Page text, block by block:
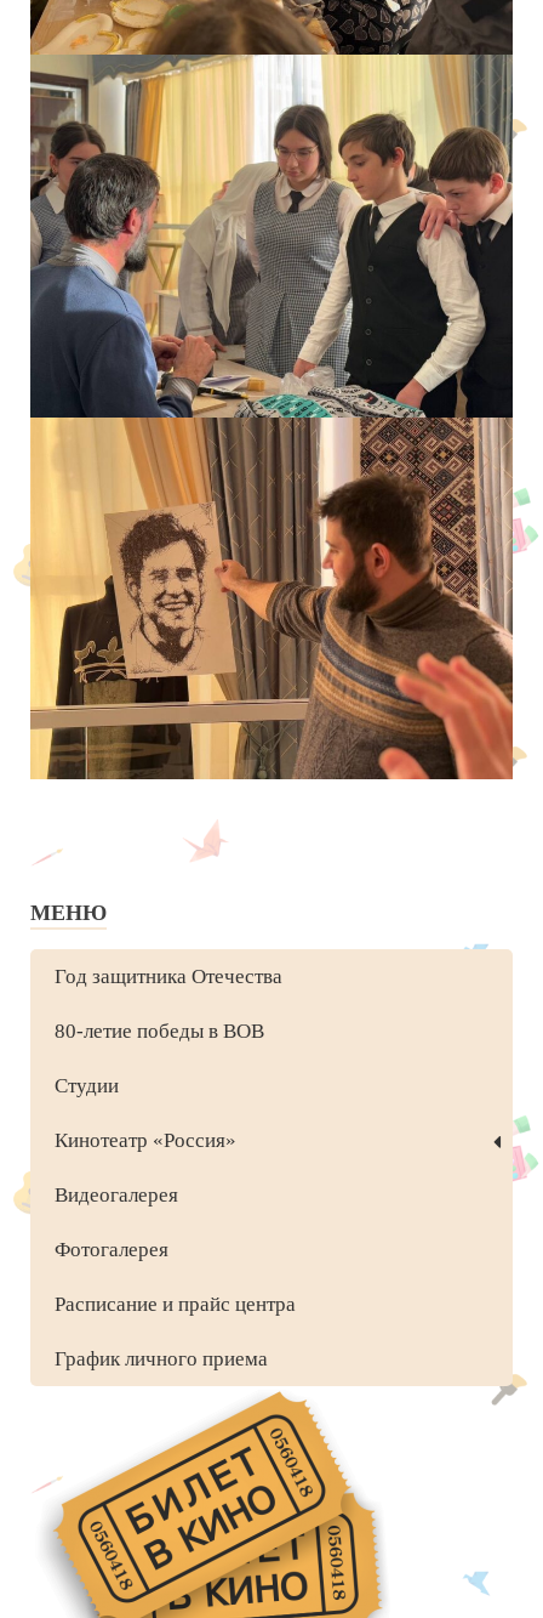
МЕНЮ
Год защитника Отечества
80-летие победы в ВОВ
Студии
Кинотеатр «Россия»
Видеогалерея
Фотогалерея
Расписание и прайс центра
График личного приема